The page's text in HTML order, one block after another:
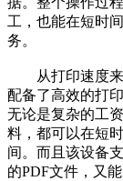
工，也能在短时
务。
从打印速度来
配备了高效的打
无论是复杂的工
料，都可以在短
间。而且该设备
的PDF文件，又